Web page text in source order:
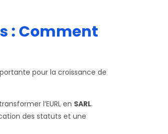
: Comment
pour la croissance de
l’EURL en SARL.
des statuts et une